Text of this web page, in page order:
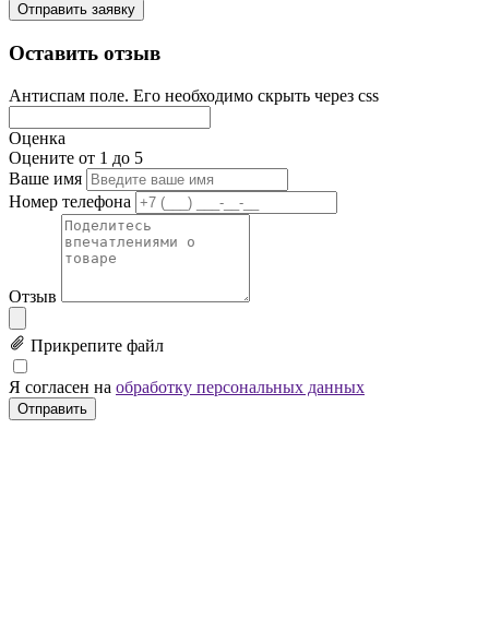
Отправить заявку
Оставить отзыв
Антиспам поле. Его необходимо скрыть через css
Оценка
Оцените от 1 до 5
Ваше имя
Номер телефона
Отзыв
Прикрепите файл
Я согласен на обработку персональных данных